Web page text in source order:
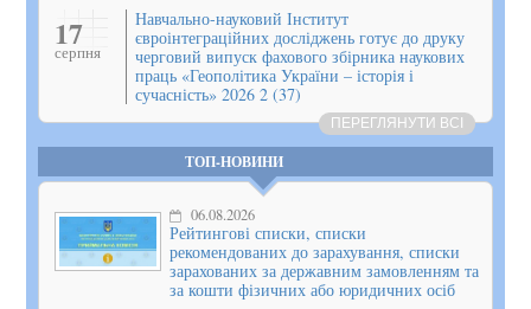
17
серпня
Навчально-науковий Інститут
євроінтеграційних досліджень готує до друку
черговий випуск фахового збірника наукових
праць «Геополітика України – історія і
сучасність» 2026 2 (37)
ПЕРЕГЛЯНУТИ ВСІ
ТОП-НОВИНИ
06.08.2026
Рейтингові списки, списки
рекомендованих до зарахування, списки
зарахованих за державним замовленням та
за кошти фізичних або юридичних осіб